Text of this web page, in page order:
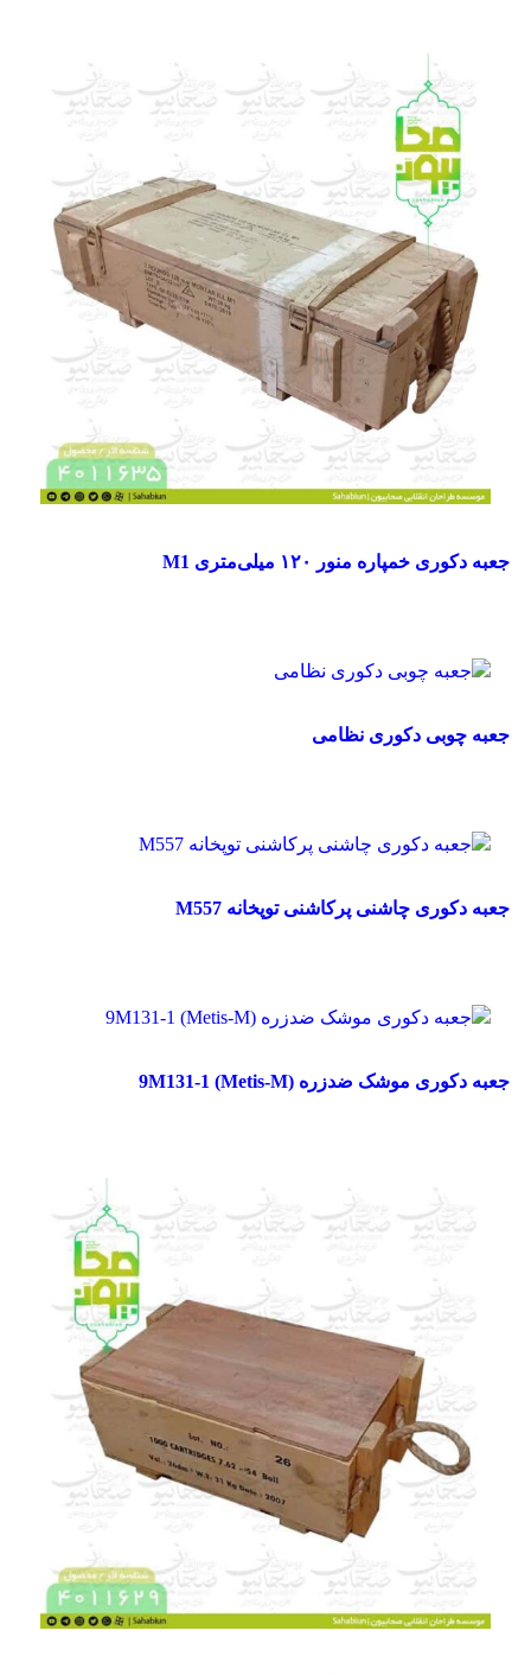
مشاهده سریع
جعبه دکوری خمپاره منور ۱۲۰ میلی‌متری M1
مشاهده سریع
جعبه چوبی دکوری نظامی
مشاهده سریع
جعبه دکوری چاشنی پرکاشنی توپخانه M557
مشاهده سریع
جعبه دکوری موشک ضدزره 9M131-1 (Metis-M)